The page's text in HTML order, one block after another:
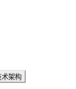
术架构